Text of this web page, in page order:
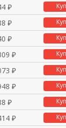
₽
₽
₽
₽
₽
₽
₽
₽